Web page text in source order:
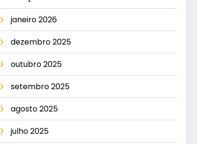
janeiro 2026
dezembro 2025
outubro 2025
setembro 2025
agosto 2025
julho 2025